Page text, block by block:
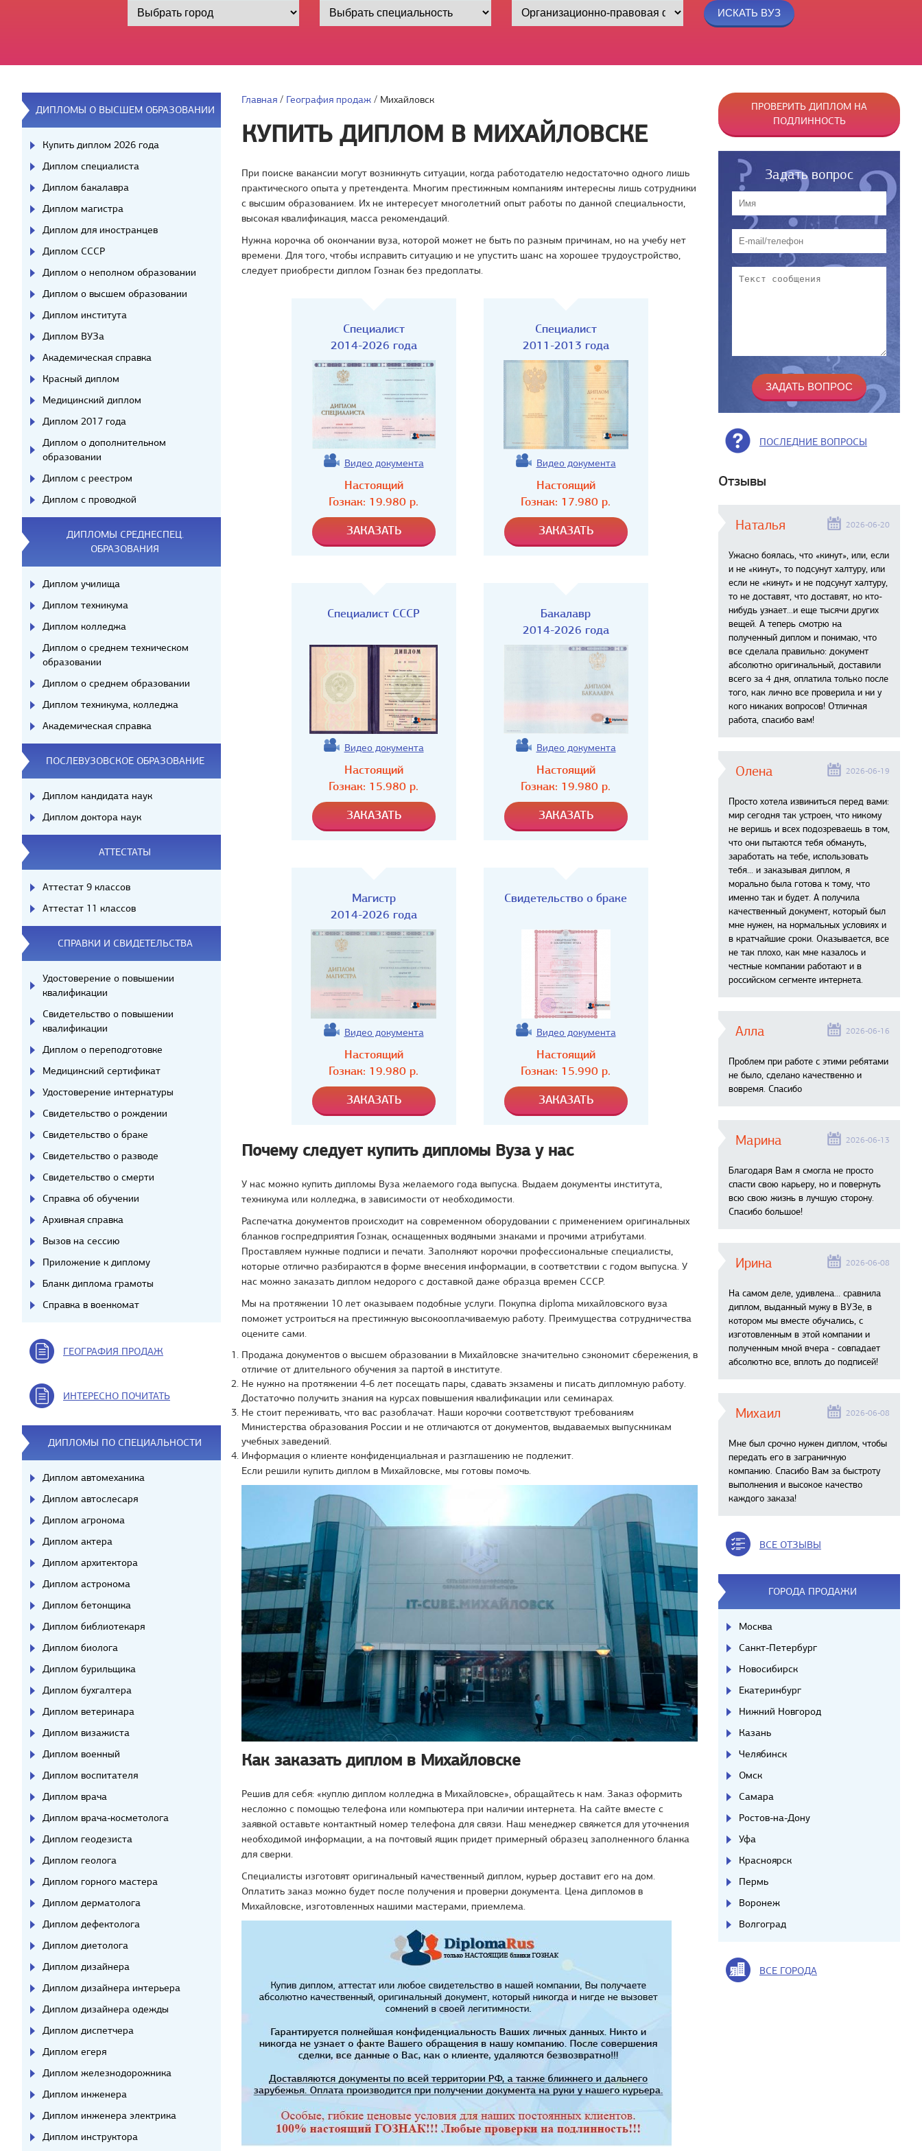
Главная / География продаж / Михайловск
КУПИТЬ ДИПЛОМ В МИХАЙЛОВСКЕ
При поиске вакансии могут возникнуть ситуации, когда работодателю недостаточно одного лишь
практического опыта у претендента. Многим престижным компаниям интересны лишь сотрудники
с высшим образованием. Их не интересует многолетний опыт работы по данной специальности,
высокая квалификация, масса рекомендаций.
Нужна корочка об окончании вуза, которой может не быть по разным причинам, но на учебу нет
времени. Для того, чтобы исправить ситуацию и не упустить шанс на хорошее трудоустройство,
следует приобрести диплом Гознак без предоплаты.
Специалист
2014-2026 года
Видео документа
Настоящий
Гознак: 19.980 р.
Специалист
2011-2013 года
Видео документа
Настоящий
Гознак: 17.980 р.
Специалист СССР
Видео документа
Настоящий
Гознак: 15.980 р.
Бакалавр
2014-2026 года
Видео документа
Настоящий
Гознак: 19.980 р.
Магистр
2014-2026 года
Видео документа
Настоящий
Гознак: 19.980 р.
Свидетельство о браке
Видео документа
Настоящий
Гознак: 15.990 р.
Почему следует купить дипломы Вуза у нас
У нас можно купить дипломы Вуза желаемого года выпуска. Выдаем документы института,
техникума или колледжа, в зависимости от необходимости.
Распечатка документов происходит на современном оборудовании с применением оригинальных
бланков госпредприятия Гознак, оснащенных водяными знаками и прочими атрибутами.
Проставляем нужные подписи и печати. Заполняют корочки профессиональные специалисты,
которые отлично разбираются в форме внесения информации, в соответствии с годом выпуска. У
нас можно заказать диплом недорого с доставкой даже образца времен СССР.
Мы на протяжении 10 лет оказываем подобные услуги. Покупка diploma михайловского вуза
поможет устроиться на престижную высокооплачиваемую работу. Преимущества сотрудничества
оцените сами.
Продажа документов о высшем образовании в Михайловске значительно сэкономит сбережения, в
отличие от длительного обучения за партой в институте.
Не нужно на протяжении 4-6 лет посещать пары, сдавать экзамены и писать дипломную работу.
Достаточно получить знания на курсах повышения квалификации или семинарах.
Не стоит переживать, что вас разоблачат. Наши корочки соответствуют требованиям
Министерства образования России и не отличаются от документов, выдаваемых выпускникам
учебных заведений.
Информация о клиенте конфиденциальная и разглашению не подлежит.
Если решили купить диплом в Михайловске, мы готовы помочь.
Как заказать диплом в Михайловске
Решив для себя: «куплю диплом колледжа в Михайловске», обращайтесь к нам. Заказ оформить
несложно с помощью телефона или компьютера при наличии интернета. На сайте вместе с
заявкой оставьте контактный номер телефона для связи. Наш менеджер свяжется для уточнения
необходимой информации, а на почтовый ящик придет примерный образец заполненного бланка
для сверки.
Специалисты изготовят оригинальный качественный диплом, курьер доставит его на дом.
Оплатить заказ можно будет после получения и проверки документа. Цена дипломов в
Михайловске, изготовленных нашими мастерами, приемлема.
ДИПЛОМЫ О ВЫСШЕМ ОБРАЗОВАНИИ
Купить диплом 2026 года
Диплом специалиста
Диплом бакалавра
Диплом магистра
Диплом для иностранцев
Диплом СССР
Диплом о неполном образовании
Диплом о высшем образовании
Диплом института
Диплом ВУЗа
Академическая справка
Красный диплом
Медицинский диплом
Диплом 2017 года
Диплом о дополнительном
образовании
Диплом с реестром
Диплом с проводкой
ДИПЛОМЫ СРЕДНЕСПЕЦ.
ОБРАЗОВАНИЯ
Диплом училища
Диплом техникума
Диплом колледжа
Диплом о среднем техническом
образовании
Диплом о среднем образовании
Диплом техникума, колледжа
Академическая справка
ПОСЛЕВУЗОВСКОЕ ОБРАЗОВАНИЕ
Диплом кандидата наук
Диплом доктора наук
АТТЕСТАТЫ
Аттестат 9 классов
Аттестат 11 классов
СПРАВКИ И СВИДЕТЕЛЬСТВА
Удостоверение о повышении
квалификации
Свидетельство о повышении
квалификации
Диплом о переподготовке
Медицинский сертификат
Удостоверение интернатуры
Свидетельство о рождении
Свидетельство о браке
Свидетельство о разводе
Свидетельство о смерти
Справка об обучении
Архивная справка
Вызов на сессию
Приложение к диплому
Бланк диплома грамоты
Справка в военкомат
ГЕОГРАФИЯ ПРОДАЖ
ИНТЕРЕСНО ПОЧИТАТЬ
ДИПЛОМЫ ПО СПЕЦИАЛЬНОСТИ
Диплом автомеханика
Диплом автослесаря
Диплом агронома
Диплом актера
Диплом архитектора
Диплом астронома
Диплом бетонщика
Диплом библиотекаря
Диплом биолога
Диплом бурильщика
Диплом бухгалтера
Диплом ветеринара
Диплом визажиста
Диплом военный
Диплом воспитателя
Диплом врача
Диплом врача-косметолога
Диплом геодезиста
Диплом геолога
Диплом горного мастера
Диплом дерматолога
Диплом дефектолога
Диплом диетолога
Диплом дизайнера
Диплом дизайнера интерьера
Диплом дизайнера одежды
Диплом диспетчера
Диплом егеря
Диплом железнодорожника
Диплом инженера
Диплом инженера электрика
Диплом инструктора
ПРОВЕРИТЬ ДИПЛОМ НА
ПОДЛИННОСТЬ
Задать вопрос
ПОСЛЕДНИЕ ВОПРОСЫ
Отзывы
Наталья 2026-06-20
Ужасно боялась, что «кинут», или, если
и не «кинут», то подсунут халтуру, или
если не «кинут» и не подсунут халтуру,
то не доставят, что доставят, но кто-
нибудь узнает...и еще тысячи других
вещей. А теперь смотрю на
полученный диплом и понимаю, что
все сделала правильно: документ
абсолютно оригинальный, доставили
всего за 4 дня, оплатила только после
того, как лично все проверила и ни у
кого никаких вопросов! Отличная
работа, спасибо вам!
Олена 2026-06-19
Просто хотела извиниться перед вами:
мир сегодня так устроен, что никому
не веришь и всех подозреваешь в том,
что они пытаются тебя обмануть,
заработать на тебе, использовать
тебя... и заказывая диплом, я
морально была готова к тому, что
именно так и будет. А получила
качественный документ, который был
мне нужен, на нормальных условиях и
в кратчайшие сроки. Оказывается, все
не так плохо, как мне казалось и
честные компании работают и в
российском сегменте интернета.
Алла 2026-06-16
Проблем при работе с этими ребятами
не было, сделано качественно и
вовремя. Спасибо
Марина 2026-06-13
Благодаря Вам я смогла не просто
спасти свою карьеру, но и повернуть
всю свою жизнь в лучшую сторону.
Спасибо большое!
Ирина 2026-06-08
На самом деле, удивлена… сравнила
диплом, выданный мужу в ВУЗе, в
котором мы вместе обучались, с
изготовленным в этой компании и
полученным мной вчера - совпадает
абсолютно все, вплоть до подписей!
Михаил 2026-06-08
Мне был срочно нужен диплом, чтобы
передать его в заграничную
компанию. Спасибо Вам за быстроту
выполнения и высокое качество
каждого заказа!
ВСЕ ОТЗЫВЫ
ГОРОДА ПРОДАЖИ
Москва
Санкт-Петербург
Новосибирск
Екатеринбург
Нижний Новгород
Казань
Челябинск
Омск
Самара
Ростов-на-Дону
Уфа
Красноярск
Пермь
Воронеж
Волгоград
ВСЕ ГОРОДА